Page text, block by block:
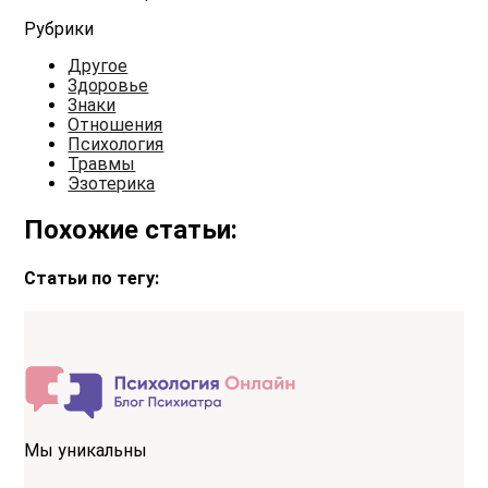
Рубрики
Другое
Здоровье
Знаки
Отношения
Психология
Травмы
Эзотерика
Похожие статьи:
Статьи по тегу:
Мы уникальны